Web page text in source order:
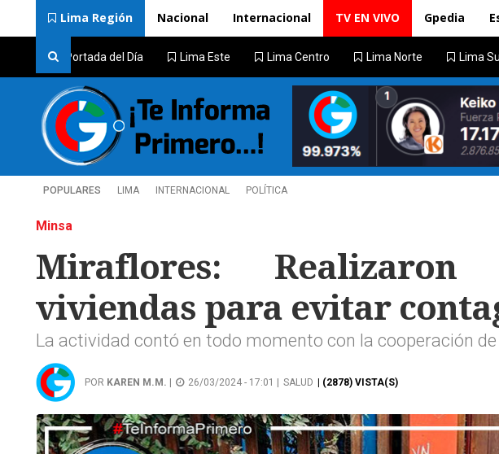
Lima Región Nacional Internacional TV EN VIVO Gpedia
Portada del Día Lima Este Lima Centro Lima Norte Lima
POPULARES LIMA INTERNACIONAL POLÍTICA
Minsa
Miraflores:
viviendas para evitar
La actividad contó en todo momento con la cooperación
POR KAREN M.M. 26/03/2024 - 17:01 | SALUD | (2878) VISTA(S)